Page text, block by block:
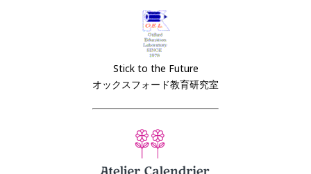
Stick to the Future
オックスフォード教育研究室